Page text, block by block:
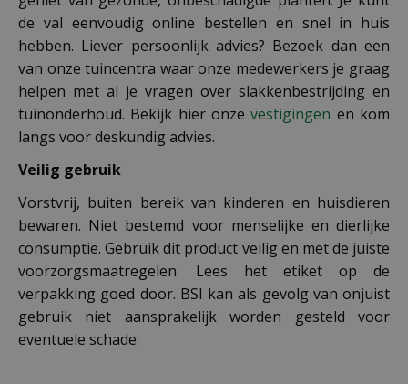
de val eenvoudig online bestellen en snel in huis
hebben. Liever persoonlijk advies? Bezoek dan een
van onze tuincentra waar onze medewerkers je graag
helpen met al je vragen over slakkenbestrijding en
tuinonderhoud. Bekijk hier onzevestigingen en kom
langs voor deskundig advies.
Veilig gebruik
Vorstvrij, buiten bereik van kinderen en huisdieren
bewaren. Niet bestemd voor menselijke en dierlijke
consumptie. Gebruik dit product veilig en met de juiste
voorzorgsmaatregelen. Lees het etiket op de
verpakking goed door. BSI kan als gevolg van onjuist
gebruik niet aansprakelijk worden gesteld voor
eventuele schade.